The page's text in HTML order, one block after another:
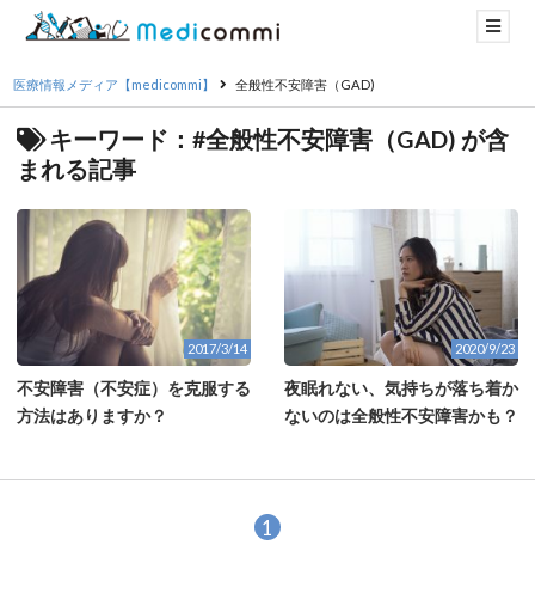
医療情報メディア【medicommi】 全般性不安障害（GAD)
キーワード：#全般性不安障害（GAD) が含
まれる記事
2017/3/14
不安障害（不安症）を克服する
方法はありますか？
2020/9/23
夜眠れない、気持ちが落ち着か
ないのは全般性不安障害かも？
1